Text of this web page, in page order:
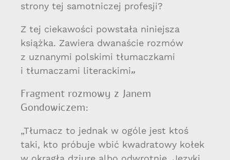
strony tej samotniczej profesji?
Z tej ciekawości powstała niniejsza
książka. Zawiera dwanaście rozmów
z uznanymi polskimi tłumaczkami
i tłumaczami literackimi„
Fragment rozmowy z Janem
Gondowiczem:
„Tłumacz to jednak w ogóle jest ktoś
taki, kto próbuje wbić kwadratowy kołek